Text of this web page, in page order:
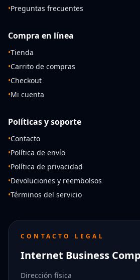
•Preguntas frecuentes
Compra en línea
•Tienda
•Carrito de compras
•Checkout
•Mi cuenta
Políticas y soporte
•Contacto
•Política de envío
•Política de privacidad
•Devoluciones y reembolsos
•Términos del servicio
CONTACTO LEGAL
Internet Business
Dirección física